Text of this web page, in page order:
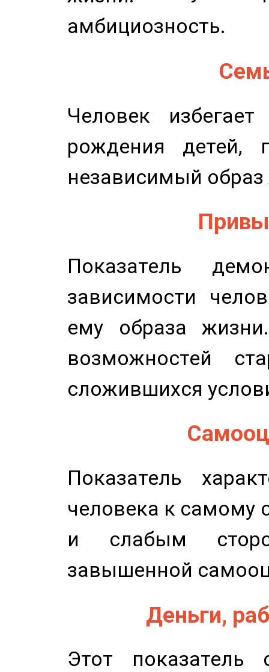
амбициозность.
Человек
рождения детей,
независимый
Показатель
зависимости
ему образа
возможностей
сложившихся
Показатель
человека к самому
и слабым
завышенной
Деньги,
Этот показатель